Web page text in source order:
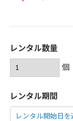
レンタル数量
個
レンタル期間
レンタル開始日